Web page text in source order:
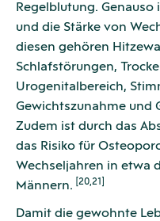
Regelblutung.
und die Stärke von
diesen gehören
Schlafstörungen,
Urogenitalbereich,
Gewichtszunahme und
Zudem ist durch das
das Risiko für
Wechseljahren in etwa
Männern.
[20,21]
Damit die gewohnte